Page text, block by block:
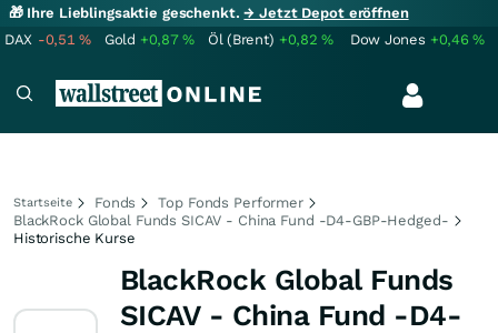
🎁 Ihre Lieblingsaktie geschenkt.→ Jetzt Depot eröffnen
DAX -0,51% Gold +0,87% Öl (Brent) +0,82% Dow Jones +0,46%
Startseite Fonds
Top Fonds Performer
BlackRock Global Funds SICAV - China Fund -D4-GBP-Hedged-
Historische Kurse
BlackRock Global Funds
SICAV - China Fund -D4-